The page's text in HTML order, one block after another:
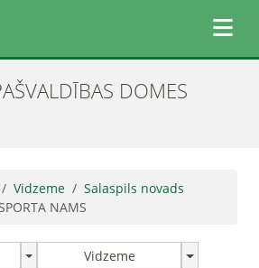
DOMES
Vidzeme
Salaspils novads
NAMS
Vidzeme